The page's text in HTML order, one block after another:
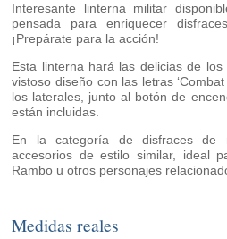
Interesante linterna militar
pensada para enriquecer
¡Prepárate para la acción!
Esta linterna hará las delicias de
vistoso diseño con las letras
los laterales, junto al botón de
están incluidas.
En la categoría de disfraces de
accesorios de estilo similar, ideal
Rambo u otros personajes
Medidas reales